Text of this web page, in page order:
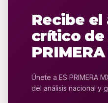
Recibe el
crítico de
Únete a ES PRIMERA
del análisis nacional y